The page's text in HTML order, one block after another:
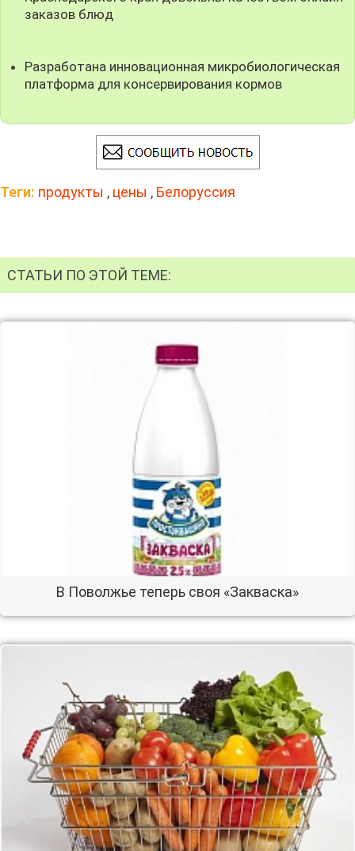
заказов блюд
Разработана инновационная микробиологическая
платформа для консервирования кормов
Теги: продукты , цены , Белоруссия
СТАТЬИ ПО ЭТОЙ ТЕМЕ:
В Поволжье теперь своя «Закваска»